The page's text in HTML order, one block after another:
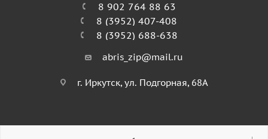
8 902 764 88 63
8 (3952) 407-408
8 (3952) 688-638
abris_zip@mail.ru
г. Иркутск, ул. Подгорная, 68А